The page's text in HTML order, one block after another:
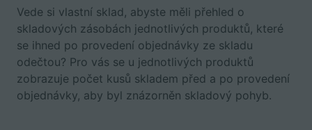
Vede si vlastní sklad, abyste měli přehled o
skladových zásobách jednotlivých produktů, které
se ihned po provedení objednávky ze skladu
odečtou? Pro vás se u jednotlivých produktů
zobrazuje počet kusů skladem před a po provedení
objednávky, aby byl znázorněn skladový pohyb.